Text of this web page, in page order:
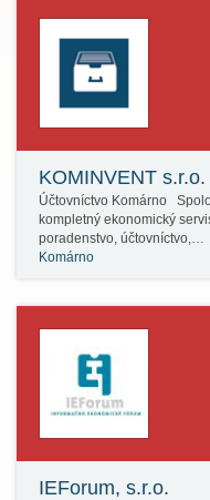
KOMINVENT s.r.o.
Účtovníctvo Komárno
kompletný ekonomický
poradenstvo, účtovníctvo,…
Komárno
IEForum, s.r.o.